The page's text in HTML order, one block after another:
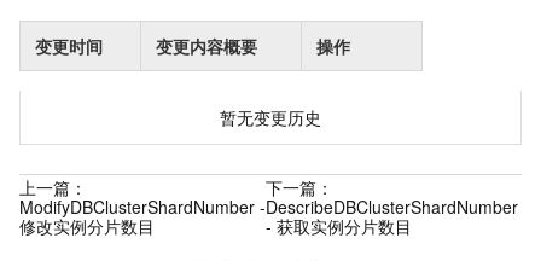
变更时间 变更内容概要 操作
暂无变更历史
上一篇：
ModifyDBClusterShardNumber -
修改实例分片数目
下一篇：
DescribeDBClusterShardNumber
- 获取实例分片数目